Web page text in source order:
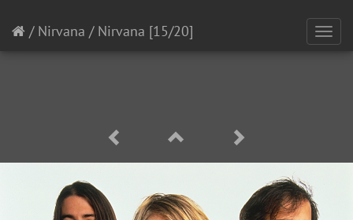
/ Nirvana / Nirvana [15/20]